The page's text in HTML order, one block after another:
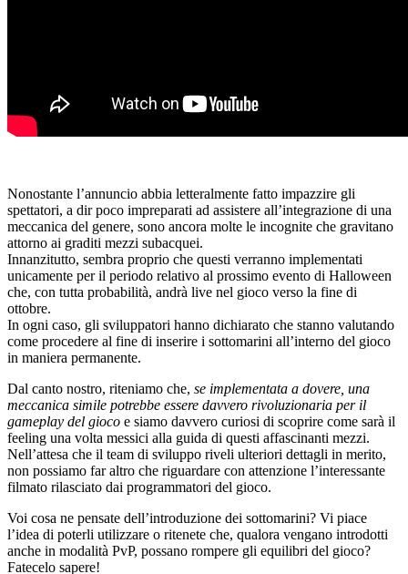
Nonostante l’annuncio abbia letteralmente fatto impazzire gli
spettatori, a dir poco impreparati ad assistere all’integrazione di una
meccanica del genere, sono ancora molte le incognite che gravitano
attorno ai graditi mezzi subacquei.
Innanzitutto, sembra proprio che questi verranno implementati
unicamente per il periodo relativo al prossimo evento di Halloween
che, con tutta probabilità, andrà live nel gioco verso la fine di
ottobre.
In ogni caso, gli sviluppatori hanno dichiarato che stanno valutando
come procedere al fine di inserire i sottomarini all’interno del gioco
in maniera permanente.
Dal canto nostro, riteniamo che, se implementata a dovere, una
meccanica simile potrebbe essere davvero rivoluzionaria per il
gameplay del gioco e siamo davvero curiosi di scoprire come sarà il
feeling una volta messici alla guida di questi affascinanti mezzi.
Nell’attesa che il team di sviluppo riveli ulteriori dettagli in merito,
non possiamo far altro che riguardare con attenzione l’interessante
filmato rilasciato dai programmatori del gioco.
Voi cosa ne pensate dell’introduzione dei sottomarini? Vi piace
l’idea di poterli utilizzare o ritenete che, qualora vengano introdotti
anche in modalità PvP, possano rompere gli equilibri del gioco?
Fatecelo sapere!